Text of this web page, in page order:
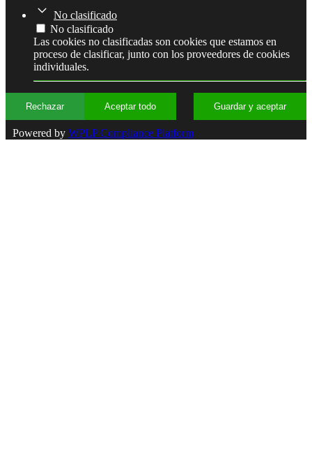
No clasificado
No clasificado
Las cookies no clasificadas son cookies que estamos en
proceso de clasificar, junto con los proveedores de cookies
individuales.
Rechazar Aceptar todo Guardar y aceptar
Powered by WPLP Compliance Platform